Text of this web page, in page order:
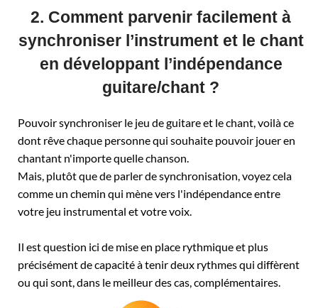
2. Comment parvenir facilement à
synchroniser l’instrument et le chant
en développant l’indépendance
guitare/chant ?
Pouvoir synchroniser le jeu de guitare et le chant, voilà ce
dont rêve chaque personne qui souhaite pouvoir jouer en
chantant n'importe quelle chanson.
Mais, plutôt que de parler de synchronisation, voyez cela
comme un chemin qui mène vers l'indépendance entre
votre jeu instrumental et votre voix.
Il est question ici de mise en place rythmique et plus
précisément de capacité à tenir deux rythmes qui diffèrent
ou qui sont, dans le meilleur des cas, complémentaires.